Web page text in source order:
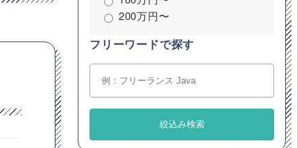
200万円〜
フリーワードで探す